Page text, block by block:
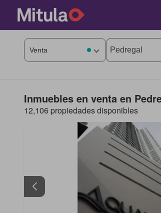
Inmuebles en venta en
12,106 propiedades disponibles